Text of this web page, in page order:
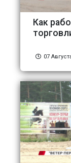
Как
07